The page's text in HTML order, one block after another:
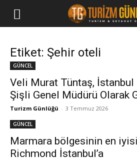
Etiket: Şehir oteli
GÜNCEL
Veli Murat Tüntaş,
Şişli Genel Müdürü Olarak
Turizm Günlüğü - 3 Temmuz 2026
GÜNCEL
Marmara bölgesinin en
Richmond İstanbul’a